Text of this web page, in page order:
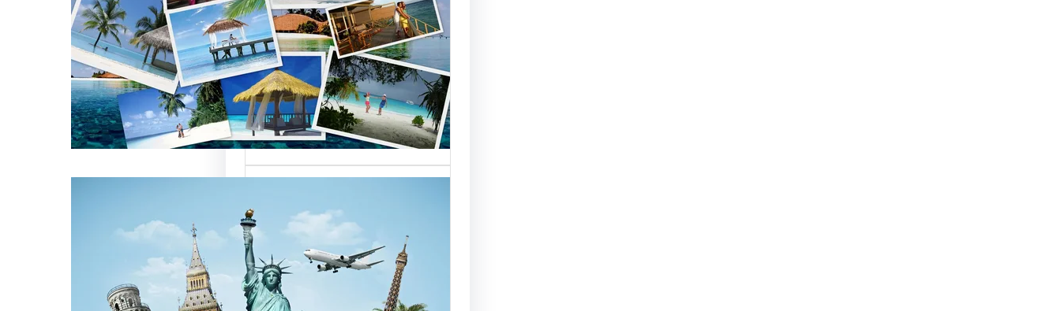
السياحة العالمية على
السوق
أسماء شركات السياحة
العالمية تعتبر من العناصر
الأساسية التي تؤثر…
تقدم شركات السياحة
بمصر خدمات متميزة